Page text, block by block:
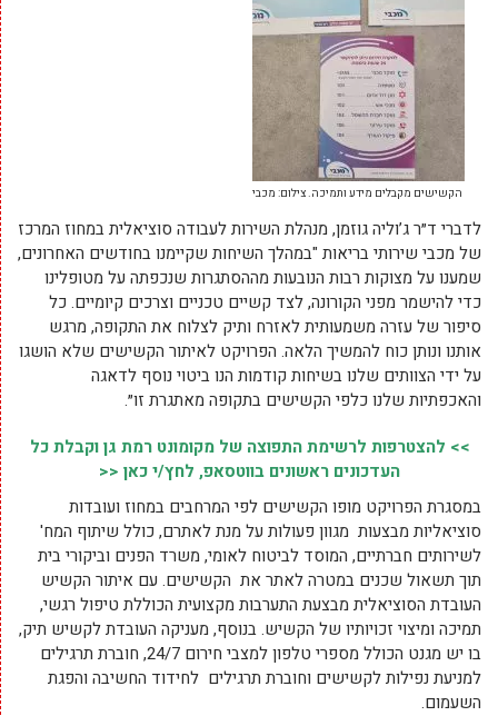
הקשישים מקבלים מידע ותמיכה. צילום: מכבי
לדברי ד״ר ג’וליה גוזמן, מנהלת השירות לעבודה סוציאלית במחוז המרכז
של מכבי שירותי בריאות "במהלך השיחות שקיימנו בחודשים האחרונים,
שמענו על מצוקות רבות הנובעות מההסתגרות שנכפתה על מטופלינו
כדי להישמר מפני הקורונה, לצד קשיים טכניים וצרכים קיומיים. כל
סיפור של עזרה משמעותית לאזרח ותיק לצלוח את התקופה, מרגש
אותנו ונותן כוח להמשיך הלאה. הפרויקט לאיתור הקשישים שלא הושגו
על ידי הצוותים שלנו בשיחות קודמות הנו ביטוי נוסף לדאגה
והאכפתיות שלנו כלפי הקשישים בתקופה מאתגרת זו״.
>> להצטרפות לרשימת התפוצה של מקומונט רמת גן וקבלת כל
העדכונים ראשונים בווטסאפ, לחץ/י כאן <<
במסגרת הפרויקט מופו הקשישים לפי המרחבים במחוז ועובדות
סוציאליות מבצעות מגוון פעולות על מנת לאתרם, כולל שיתוף המח'
לשירותים חברתיים, המוסד לביטוח לאומי, משרד הפנים וביקורי בית
תוך תשאול שכנים במטרה לאתר את הקשישים. עם איתור הקשיש
העובדת הסוציאלית מבצעת התערבות מקצועית הכוללת טיפול רגשי,
תמיכה ומיצוי זכויותיו של הקשיש. בנוסף, מעניקה העובדת לקשיש תיק,
בו יש מגנט הכולל מספרי טלפון למצבי חירום 24/7, חוברת תרגילים
למניעת נפילות לקשישים וחוברת תרגילים לחידוד החשיבה והפגת
השעמום.